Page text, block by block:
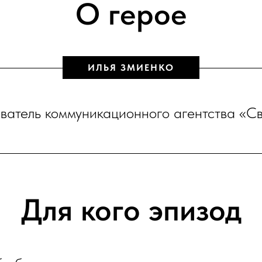
О герое
ИЛЬЯ ЗМИЕНКО
коммуникационного агентства
Для кого эпизод